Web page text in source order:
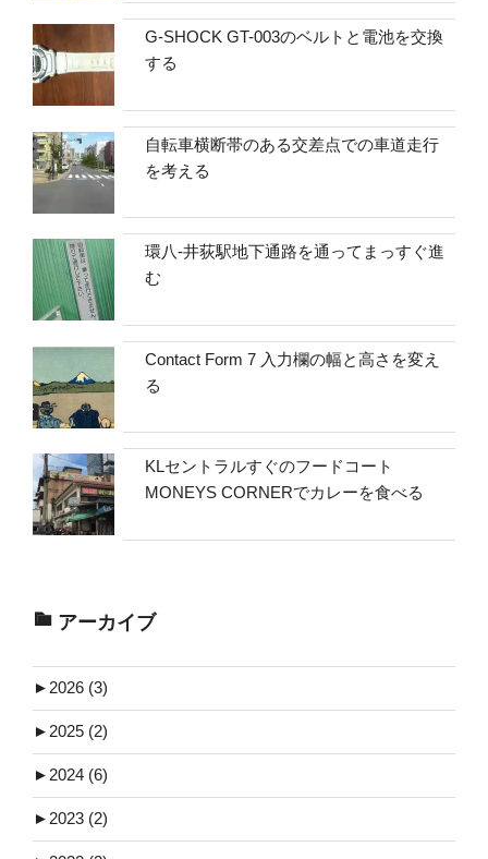
G-SHOCK GT-003のベルトと電池を交換
する
自転車横断帯のある交差点での車道走行
を考える
環八-井荻駅地下通路を通ってまっすぐ進
む
Contact Form 7 入力欄の幅と高さを変え
る
KLセントラルすぐのフードコート
MONEYS CORNERでカレーを食べる
アーカイブ
► 2026 (3)
► 2025 (2)
► 2024 (6)
► 2023 (2)